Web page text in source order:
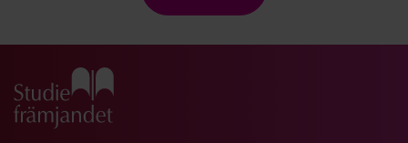
Gå till studiefrämjandets startsida